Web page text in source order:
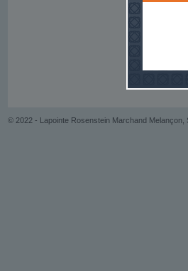
© 2022 - Lapointe Rosenstein Marchand